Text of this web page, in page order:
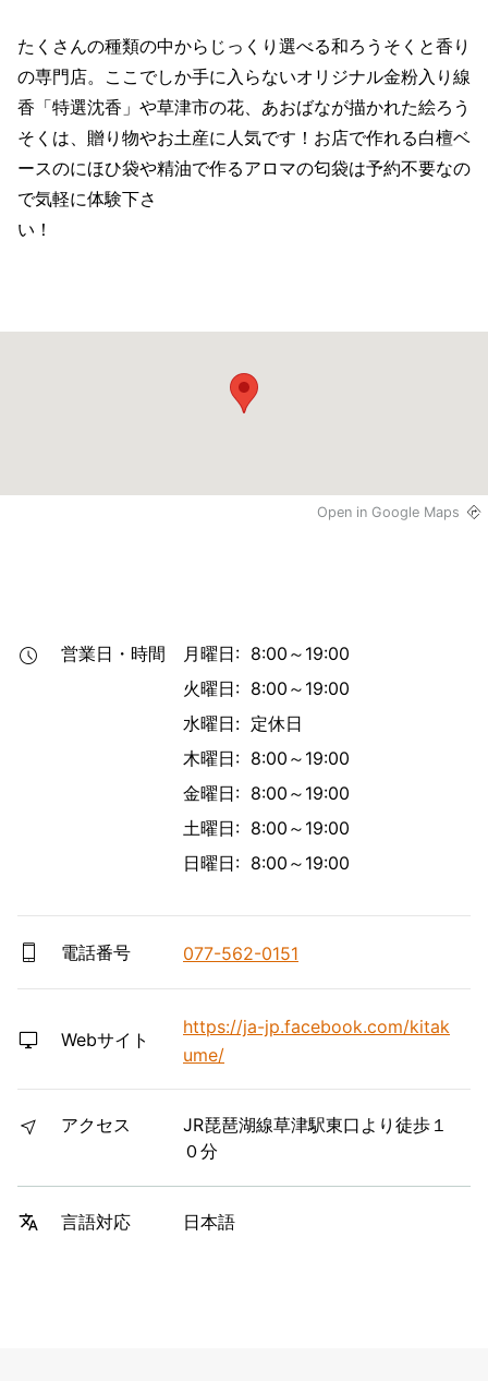
たくさんの種類の中からじっくり選べる和ろうそくと香り
の専門店。ここでしか手に入らないオリジナル金粉入り線
香「特選沈香」や草津市の花、あおばなが描かれた絵ろう
そくは、贈り物やお土産に人気です！お店で作れる白檀ベ
ースのにほひ袋や精油で作るアロマの匂袋は予約不要なの
で気軽に体験下さ
い！
Open in Google Maps
営業日・時間
月曜日: 8:00～19:00
火曜日: 8:00～19:00
水曜日: 定休日
木曜日: 8:00～19:00
金曜日: 8:00～19:00
土曜日: 8:00～19:00
日曜日: 8:00～19:00
電話番号 077-562-0151
Webサイト
https://ja-jp.facebook.com/kitak
ume/
アクセス
JR琵琶湖線草津駅東口より徒歩１
０分
言語対応 日本語